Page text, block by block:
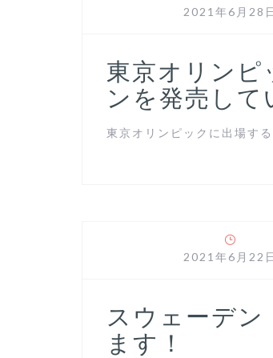
2021年6月28
東京オリンピ
ンを発売して
東京オリンピックに出場す
2021年6月22
スウェーデ
ます！